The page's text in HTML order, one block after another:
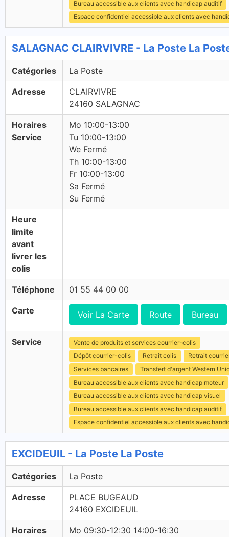
Bureau accessible aux clients avec handicap auditif
Espace confidentiel accessible aux clients avec
SALAGNAC CLAIRVIVRE - La Poste La
Catégories La Poste
Adresse
CLAIRVIVRE
24160 SALAGNAC
Horaires
Service
Mo 10:00-13:00
Tu 10:00-13:00
We Fermé
Th 10:00-13:00
Fr 10:00-13:00
Sa Fermé
Su Fermé
Heure
limite
avant
livrer les
colis
Téléphone 01 55 44 00 00
Carte Voir La Carte Route Bureau
Service
Vente de produits et services courrier-colis
Dépôt courrier-colis
Retrait colis
Retrait
Services bancaires
Transfert d'argent Western
Bureau accessible aux clients avec handicap moteur
Bureau accessible aux clients avec handicap visuel
Bureau accessible aux clients avec handicap auditif
Espace confidentiel accessible aux clients avec
EXCIDEUIL - La Poste La Poste
Catégories La Poste
Adresse
PLACE BUGEAUD
24160 EXCIDEUIL
Horaires
Mo 09:30-12:30 14:00-16:30